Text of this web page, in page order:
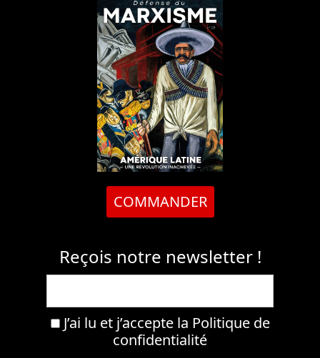
COMMANDER
Reçois notre newsletter !
J’ai lu et j’accepte la Politique de
confidentialité